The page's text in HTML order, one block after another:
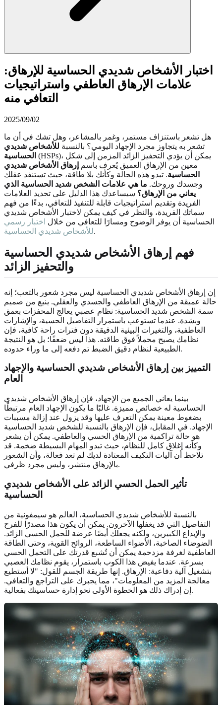
اختبار الأشخاص شديدي الحساسية للإرهاق:
علامات الإرهاق العاطفي واستراتيجيات
التعافي منه
2025/09/02
هل تشعر باستنزاف مستمر، وغمر بالمشاعر، وهل تشك في أن ما
تشعر به يتجاوز مجرد الإجهاد اليومي؟ بالنسبة للأشخاص شديدي
الحساسية (HSPs)، يمكن أن يؤدي التحفيز الزائد المزمن إلى شكل
معين من الإرهاق العميق يُعرف باسم إرهاق الأشخاص شديدي
الحساسية. تبدو هذه الحالة وكأنك بلا طاقة، حيث تستنفد عقلك
وجسدك وروحك. ما هي علامات الشخص شديد الحساسية الذي
يعاني من الإرهاق؟ سيساعدك هذا الدليل على تحديد العلامات
الفريدة وتقديم استراتيجيات قابلة للتنفيذ للتعافي، بدءًا من فهم
سماتك الفريدة، والنظر في كيف يمكن لاختبار الأشخاص شديدي
الحساسية أن يوفر الوضوح ومسارًا للتعافي من خلال اختبار رسمي
للأشخاص شديدي الحساسية.
فهم إرهاق الأشخاص شديدي الحساسية
والتحفيز الزائد
إن إرهاق الأشخاص شديدي الحساسية ليس مجرد شعور بالتعب؛ إنه
حالة عميقة من الإرهاق العاطفي والجسدي والعقلي. ينبع من صميم
سمة الشخص شديد الحساسية: نظام عصبي يعالج المحفزات بعمق
وبشدة. عندما تستوعب باستمرار التفاصيل الحسية، والإشارات
العاطفية، والتغيرات البيئية الدقيقة دون فترات راحة كافية، فإن
نظامك يصبح محملاً فوق طاقته. هذا ليس ضعفًا؛ بل هو النتيجة
الطبيعية لنظام دقيق الضبط تم دفعه إلى ما وراء حدوده.
التمييز بين إرهاق الأشخاص شديدي الحساسية والإجهاد
العام
بينما يعاني الجميع من الإجهاد، فإن إرهاق الأشخاص شديدي
الحساسية له خصائص مميزة. غالبًا ما يكون الإجهاد العام مرتبطًا
بضغوط معينة يمكن التعرف عليها وقد يزول عند إزالة مسببات
الإجهاد. في المقابل، فإن الإرهاق بالنسبة للشخص شديد الحساسية
هو حالة تراكمية من الإرهاق الحسي والعاطفي. يمكن أن يشعر
وكأنه إغلاق كامل للنظام، حيث تبدو المهام البسيطة ضخمة. قد
تلاحظ أن آليات التكيف المعتادة لديك لم تعد فعالة، وأن الشعور
بالإرهاق منتشر، وليس مجرد ظرفي.
تأثير الحمل الحسي الزائد على الأشخاص شديدي
الحساسية
بالنسبة للأشخاص شديدي الحساسية، العالم هو سيمفونية من
التفاصيل التي قد يغفلها الآخرون. يمكن أن يكون هذا مصدرًا للفرح
والإبداع الكبيرين، ولكنه يجعلك أيضًا عرضة للحمل الحسي الزائد.
الضوضاء الصاخبة، الأضواء الساطعة، الروائح القوية، وحتى الطاقة
العاطفية لغرفة مزدحمة يمكن أن تُشبع قدرتك على التحمل الحسي
بسرعة. عندما يفيض هذا الكوب باستمرار، يقوم نظامك العصبي
بتشغيل آلية دفاعية: الإرهاق. إنها طريقة الجسم للقول: "لا أستطيع
معالجة المزيد من المعلومات"، مما يجبرك على التراجع والتعافي.
إن إدراك ذلك هو الخطوة الأولى نحو إدارة حساسيتك بفعالية.